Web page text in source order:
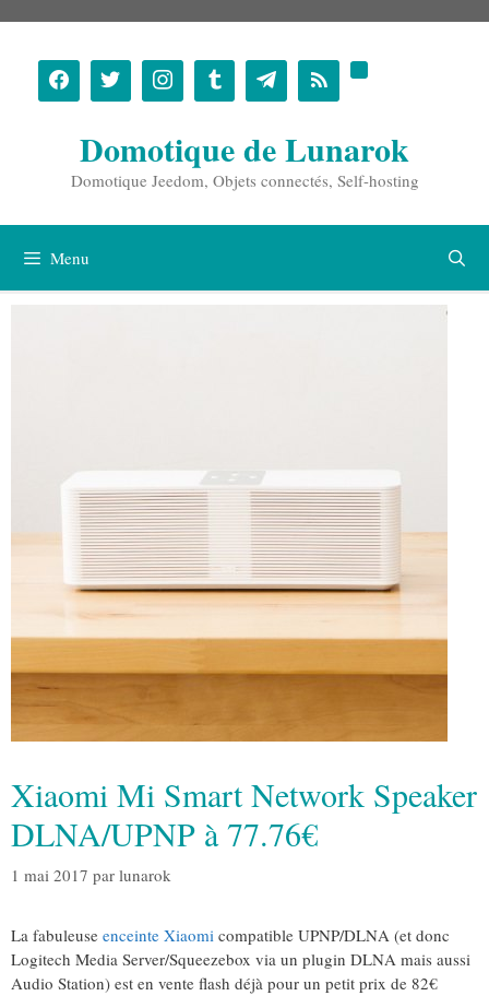
contenu
Domotique de Lunarok
Domotique Jeedom, Objets connectés, Self-hosting
Menu
Xiaomi Mi Smart Network Speaker
DLNA/UPNP à 77.76€
1 mai 2017 par lunarok
La fabuleuse enceinte Xiaomi compatible UPNP/DLNA (et donc
Logitech Media Server/Squeezebox via un plugin DLNA mais aussi
Audio Station) est en vente flash déjà pour un petit prix de 82€